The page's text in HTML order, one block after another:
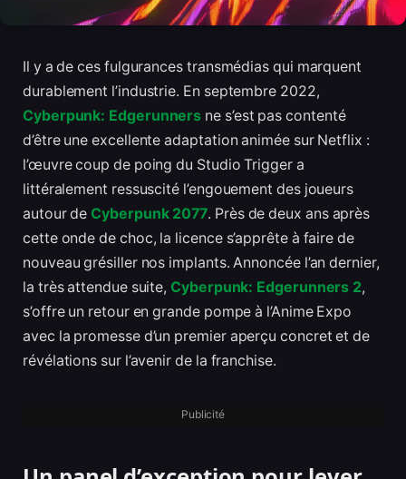
Il y a de ces fulgurances transmédias qui marquent
durablement l’industrie. En septembre 2022,
Cyberpunk: Edgerunners ne s’est pas contenté
d’être une excellente adaptation animée sur Netflix :
l’œuvre coup de poing du Studio Trigger a
littéralement ressuscité l’engouement des joueurs
autour de Cyberpunk 2077. Près de deux ans après
cette onde de choc, la licence s’apprête à faire de
nouveau grésiller nos implants. Annoncée l’an dernier,
la très attendue suite, Cyberpunk: Edgerunners 2,
s’offre un retour en grande pompe à l’Anime Expo
avec la promesse d’un premier aperçu concret et de
révélations sur l’avenir de la franchise.
Publicité